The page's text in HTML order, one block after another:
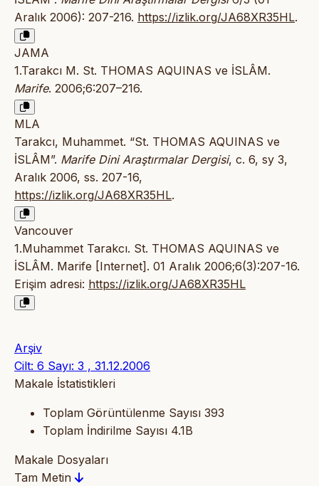
Aralık 2006): 207-216. https://izlik.org/JA68XR35HL.
JAMA
1.Tarakcı M. St. THOMAS AQUINAS ve İSLÂM.
Marife. 2006;6:207–216.
MLA
Tarakcı, Muhammet. “St. THOMAS AQUINAS ve
İSLÂM”. Marife Dini Araştırmalar Dergisi, c. 6, sy 3,
Aralık 2006, ss. 207-16,
https://izlik.org/JA68XR35HL.
Vancouver
1.Muhammet Tarakcı. St. THOMAS AQUINAS ve
İSLÂM. Marife [Internet]. 01 Aralık 2006;6(3):207-16.
Erişim adresi: https://izlik.org/JA68XR35HL
Arşiv
Cilt: 6 Sayı: 3 , 31.12.2006
Makale İstatistikleri
Toplam Görüntülenme Sayısı 393
Toplam İndirilme Sayısı 4.1B
Makale Dosyaları
Tam Metin